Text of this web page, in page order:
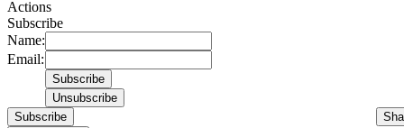
Actions
Subscribe
Name:
Email:
Subscribe